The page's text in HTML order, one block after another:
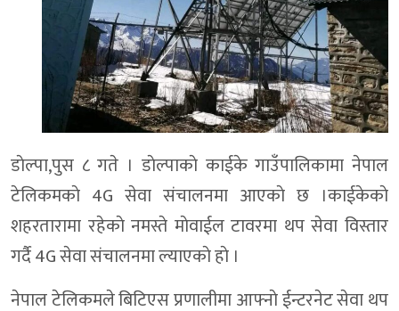
डाेल्पा,पुस ८ गते । डाेल्पाकाे काईके गाउँपालिकामा नेपाल
टेलिकमकाे 4G सेवा संचालनमा आएकाे छ ।काईकेकाे
शहरतारामा रहेकाे नमस्ते माेवाईल टावरमा थप सेवा विस्तार
गर्दै 4G सेवा संचालनमा ल्याएकाे हाे ।
नेपाल टेलिकमले बिटिएस प्रणालीमा आफ्नाे ईन्टरनेट सेवा थप